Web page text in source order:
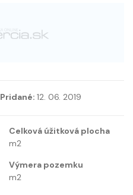
Pridané: 12. 06. 2019
Celková úžitková plocha
m2
Výmera pozemku
m2